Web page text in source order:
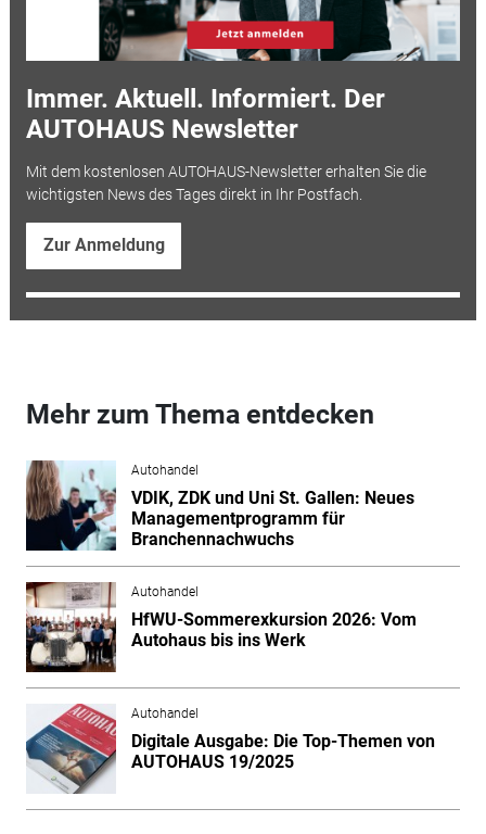
Immer. Aktuell. Informiert. Der
AUTOHAUS Newsletter
Mit dem kostenlosen AUTOHAUS-Newsletter erhalten Sie die
wichtigsten News des Tages direkt in Ihr Postfach.
Zur Anmeldung
Mehr zum Thema entdecken
Autohandel
VDIK, ZDK und Uni St. Gallen: Neues
Managementprogramm für
Branchennachwuchs
Autohandel
HfWU-Sommerexkursion 2026: Vom
Autohaus bis ins Werk
Autohandel
Digitale Ausgabe: Die Top-Themen von
AUTOHAUS 19/2025